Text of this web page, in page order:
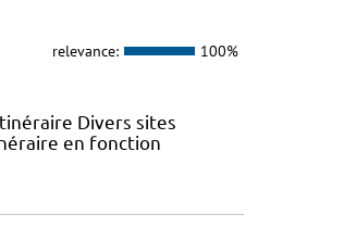
relevance: 100%
Divers sites
en fonction